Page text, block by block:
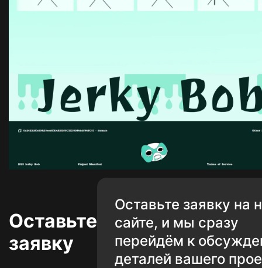
Оставьте
заявку
Оставьте заявку на
сайте, и мы сразу
перейдём к
деталей вашего